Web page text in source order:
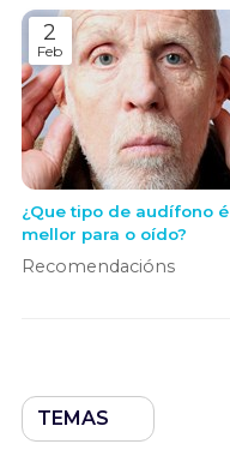
TEMAS
2
Feb
¿Que tipo de audífono é
mellor para o oído?
Recomendacións